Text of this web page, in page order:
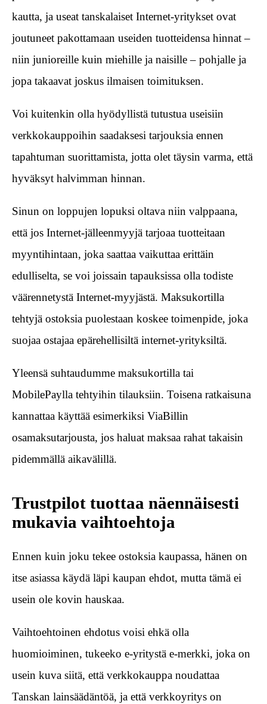
kautta, ja useat tanskalaiset Internet-yritykset ovat
joutuneet pakottamaan useiden tuotteidensa hinnat –
niin junioreille kuin miehille ja naisille – pohjalle ja
jopa takaavat joskus ilmaisen toimituksen.
Voi kuitenkin olla hyödyllistä tutustua useisiin
verkkokauppoihin saadaksesi tarjouksia ennen
tapahtuman suorittamista, jotta olet täysin varma, että
hyväksyt halvimman hinnan.
Sinun on loppujen lopuksi oltava niin valppaana,
että jos Internet-jälleenmyyjä tarjoaa tuotteitaan
myyntihintaan, joka saattaa vaikuttaa erittäin
edulliselta, se voi joissain tapauksissa olla todiste
väärennetystä Internet-myyjästä. Maksukortilla
tehtyjä ostoksia puolestaan koskee toimenpide, joka
suojaa ostajaa epärehellisiltä internet-yrityksiltä.
Yleensä suhtaudumme maksukortilla tai
MobilePaylla tehtyihin tilauksiin. Toisena ratkaisuna
kannattaa käyttää esimerkiksi ViaBillin
osamaksutarjousta, jos haluat maksaa rahat takaisin
pidemmällä aikavälillä.
Trustpilot tuottaa näennäisesti
mukavia vaihtoehtoja
Ennen kuin joku tekee ostoksia kaupassa, hänen on
itse asiassa käydä läpi kaupan ehdot, mutta tämä ei
usein ole kovin hauskaa.
Vaihtoehtoinen ehdotus voisi ehkä olla
huomioiminen, tukeeko e-yritystä e-merkki, joka on
usein kuva siitä, että verkkokauppa noudattaa
Tanskan lainsäädäntöä, ja että verkkoyritys on